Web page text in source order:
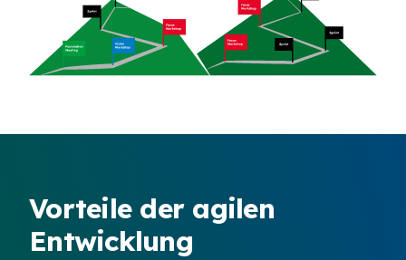
Vorteile der agilen
Entwicklung